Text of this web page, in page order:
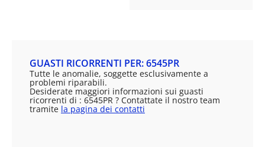
GUASTI RICORRENTI PER: 6545PR
Tutte le anomalie, soggette esclusivamente a
problemi riparabili.
Desiderate maggiori informazioni sui guasti
ricorrenti di : 6545PR ? Contattate il nostro team
tramite la pagina dei contatti